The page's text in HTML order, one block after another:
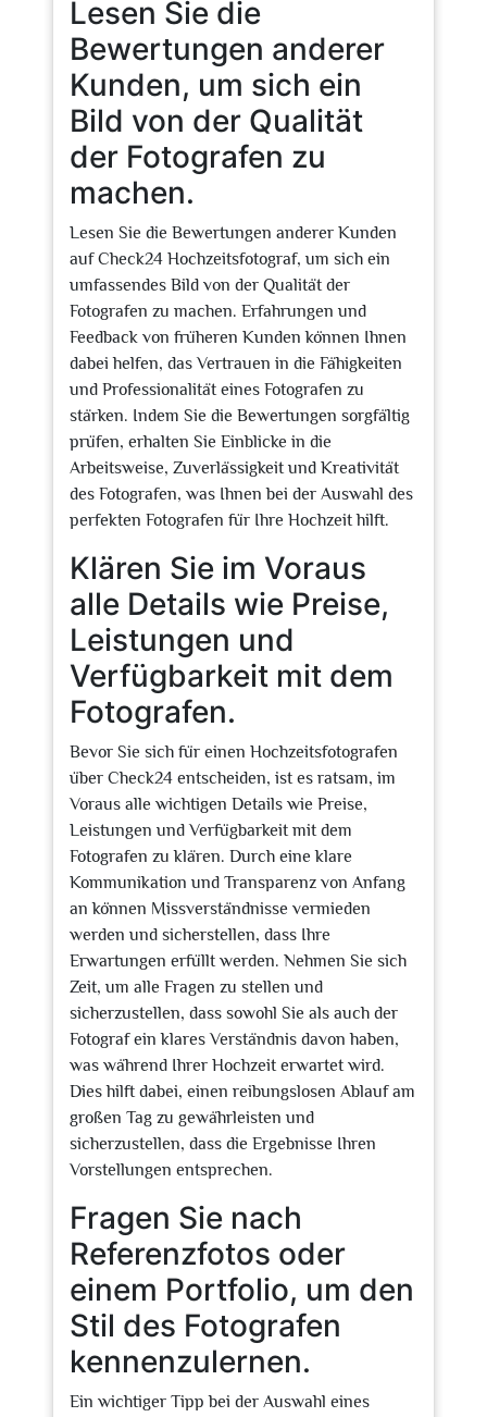
Lesen Sie die
Bewertungen anderer
Kunden, um sich ein
Bild von der Qualität
der Fotografen zu
machen.
Lesen Sie die Bewertungen anderer Kunden
auf Check24 Hochzeitsfotograf, um sich ein
umfassendes Bild von der Qualität der
Fotografen zu machen. Erfahrungen und
Feedback von früheren Kunden können Ihnen
dabei helfen, das Vertrauen in die Fähigkeiten
und Professionalität eines Fotografen zu
stärken. Indem Sie die Bewertungen sorgfältig
prüfen, erhalten Sie Einblicke in die
Arbeitsweise, Zuverlässigkeit und Kreativität
des Fotografen, was Ihnen bei der Auswahl des
perfekten Fotografen für Ihre Hochzeit hilft.
Klären Sie im Voraus
alle Details wie Preise,
Leistungen und
Verfügbarkeit mit dem
Fotografen.
Bevor Sie sich für einen Hochzeitsfotografen
über Check24 entscheiden, ist es ratsam, im
Voraus alle wichtigen Details wie Preise,
Leistungen und Verfügbarkeit mit dem
Fotografen zu klären. Durch eine klare
Kommunikation und Transparenz von Anfang
an können Missverständnisse vermieden
werden und sicherstellen, dass Ihre
Erwartungen erfüllt werden. Nehmen Sie sich
Zeit, um alle Fragen zu stellen und
sicherzustellen, dass sowohl Sie als auch der
Fotograf ein klares Verständnis davon haben,
was während Ihrer Hochzeit erwartet wird.
Dies hilft dabei, einen reibungslosen Ablauf am
großen Tag zu gewährleisten und
sicherzustellen, dass die Ergebnisse Ihren
Vorstellungen entsprechen.
Fragen Sie nach
Referenzfotos oder
einem Portfolio, um den
Stil des Fotografen
kennenzulernen.
Ein wichtiger Tipp bei der Auswahl eines